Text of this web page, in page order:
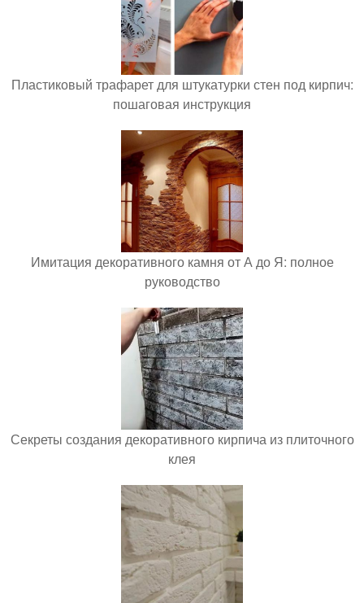
Пластиковый трафарет для штукатурки стен под кирпич:
пошаговая инструкция
Имитация декоративного камня от А до Я: полное
руководство
Секреты создания декоративного кирпича из плиточного
клея